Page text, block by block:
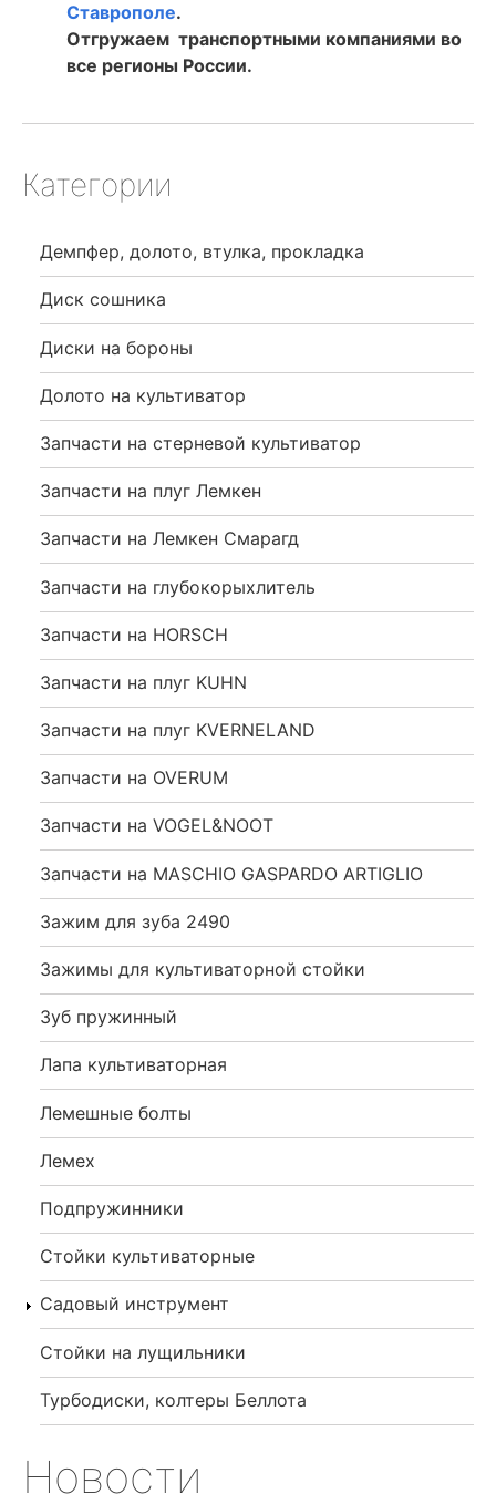
Ставрополе.
Отгружаем транспортными компаниями во
все регионы России.
Категории
Демпфер, долото, втулка, прокладка
Диск сошника
Диски на бороны
Долото на культиватор
Запчасти на стерневой культиватор
Запчасти на плуг Лемкен
Запчасти на Лемкен Смарагд
Запчасти на глубокорыхлитель
Запчасти на HORSCH
Запчасти на плуг KUHN
Запчасти на плуг KVERNELAND
Запчасти на OVERUM
Запчасти на VOGEL&NOOT
Запчасти на MASCHIO GASPARDO ARTIGLIO
Зажим для зуба 2490
Зажимы для культиваторной стойки
Зуб пружинный
Лапа культиваторная
Лемешные болты
Лемех
Подпружинники
Стойки культиваторные
Садовый инструмент
Стойки на лущильники
Турбодиски, колтеры Беллота
Новости